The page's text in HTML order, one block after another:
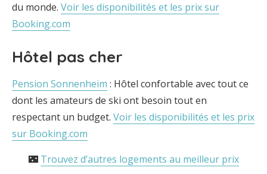
du monde. Voir les disponibilités et les prix sur
Booking.com
Hôtel pas cher
Pension Sonnenheim : Hôtel confortable avec tout ce
dont les amateurs de ski ont besoin tout en
respectant un budget. Voir les disponibilités et les prix
sur Booking.com
🌃 Trouvez d’autres logements au meilleur prix